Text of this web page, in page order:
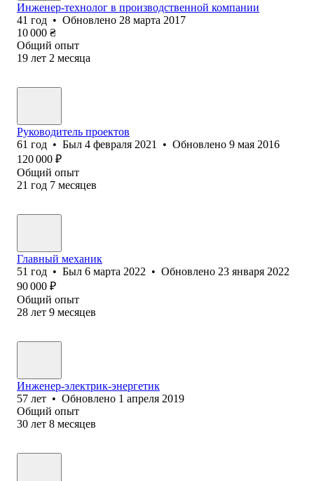
Инженер-технолог в производственной компании
41 год • Обновлено 28 марта 2017
10 000 ₴
Общий опыт
19 лет 2 месяца
Руководитель проектов
61 год • Был 4 февраля 2021 • Обновлено 9 мая 2016
120 000 ₽
Общий опыт
21 год 7 месяцев
Главный механик
51 год • Был 6 марта 2022 • Обновлено 23 января 2022
90 000 ₽
Общий опыт
28 лет 9 месяцев
Инженер-электрик-энергетик
57 лет • Обновлено 1 апреля 2019
Общий опыт
30 лет 8 месяцев